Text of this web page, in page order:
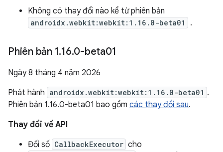
Không có thay đổi nào kể từ phiên bản
androidx.webkit:webkit:1.16.0-beta01 .
Phiên bản 1.16.0-beta01
Ngày 8 tháng 4 năm 2026
Phát hành androidx.webkit:webkit:1.16.0-beta01 .
Phiên bản 1.16.0-beta01 bao gồm các thay đổi sau.
Thay đổi về API
Đối số CallbackExecutor cho